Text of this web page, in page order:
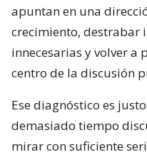
apuntan en una
crecimiento, destrabar
innecesarias y volver a
centro de la discusión
Ese diagnóstico es
demasiado tiempo
mirar con suficiente